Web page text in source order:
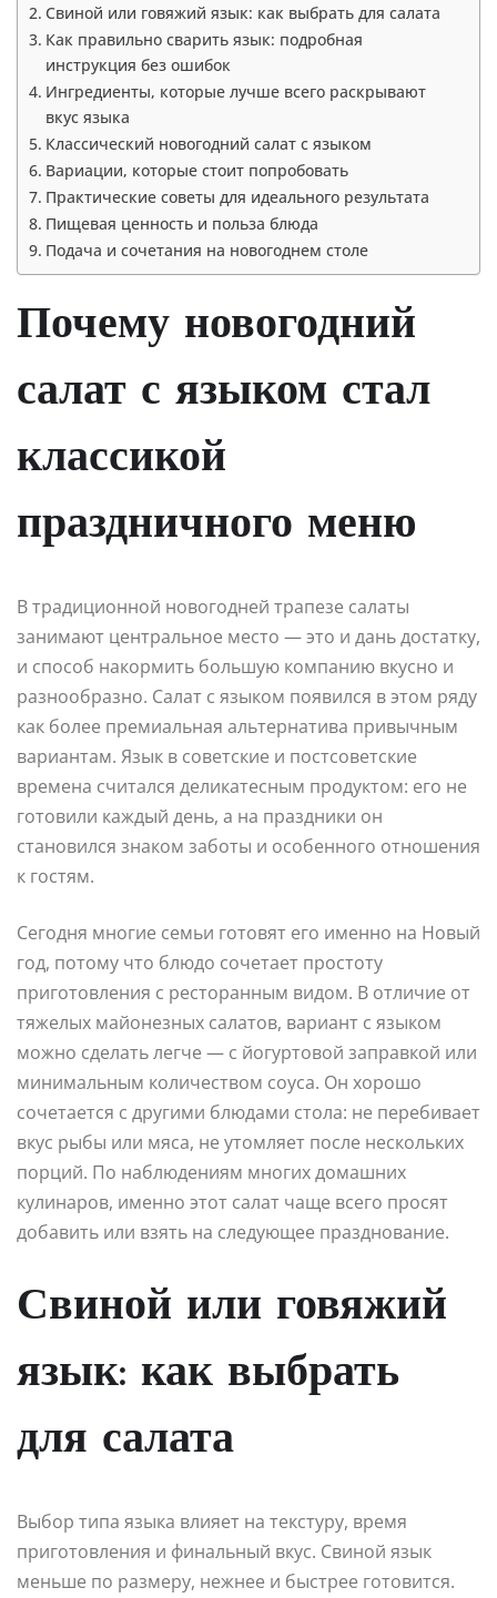
Свиной или говяжий язык: как выбрать для салата
Как правильно сварить язык: подробная
инструкция без ошибок
Ингредиенты, которые лучше всего раскрывают
вкус языка
Классический новогодний салат с языком
Вариации, которые стоит попробовать
Практические советы для идеального результата
Пищевая ценность и польза блюда
Подача и сочетания на новогоднем столе
Почему новогодний
салат с языком стал
классикой
праздничного меню
В традиционной новогодней трапезе салаты
занимают центральное место — это и дань достатку,
и способ накормить большую компанию вкусно и
разнообразно. Салат с языком появился в этом ряду
как более премиальная альтернатива привычным
вариантам. Язык в советские и постсоветские
времена считался деликатесным продуктом: его не
готовили каждый день, а на праздники он
становился знаком заботы и особенного отношения
к гостям.
Сегодня многие семьи готовят его именно на Новый
год, потому что блюдо сочетает простоту
приготовления с ресторанным видом. В отличие от
тяжелых майонезных салатов, вариант с языком
можно сделать легче — с йогуртовой заправкой или
минимальным количеством соуса. Он хорошо
сочетается с другими блюдами стола: не перебивает
вкус рыбы или мяса, не утомляет после нескольких
порций. По наблюдениям многих домашних
кулинаров, именно этот салат чаще всего просят
добавить или взять на следующее празднование.
Свиной или говяжий
язык: как выбрать
для салата
Выбор типа языка влияет на текстуру, время
приготовления и финальный вкус. Свиной язык
меньше по размеру, нежнее и быстрее готовится.